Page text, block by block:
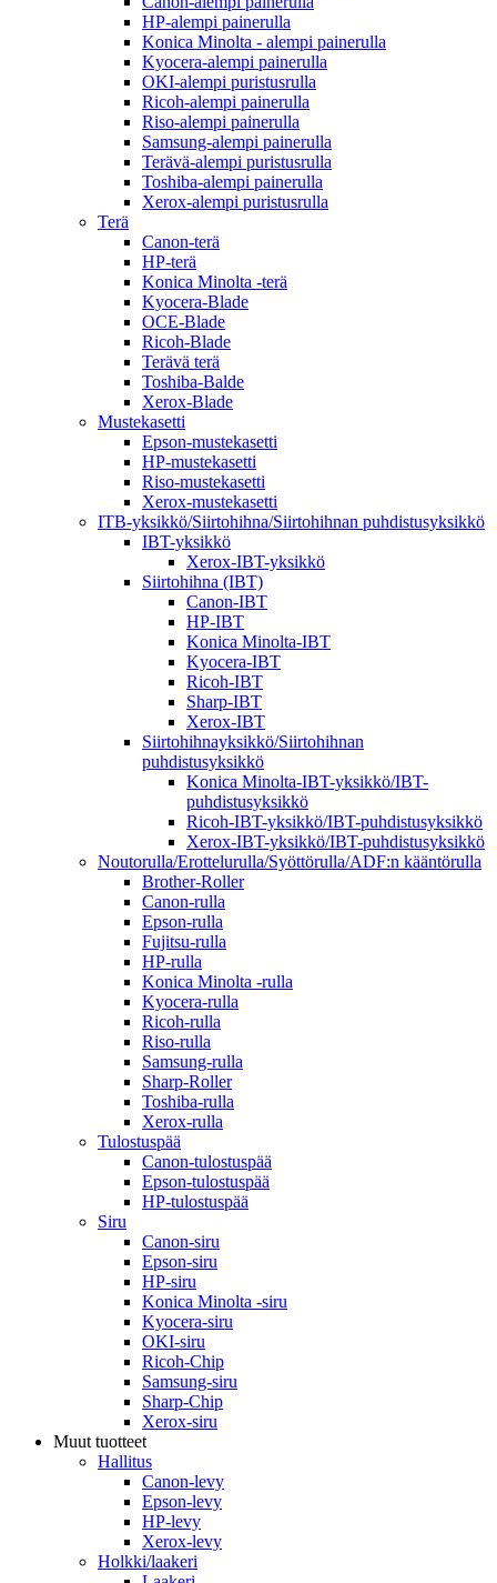
HP-alempi painerulla
Konica Minolta - alempi painerulla
Kyocera-alempi painerulla
OKI-alempi puristusrulla
Ricoh-alempi painerulla
Riso-alempi painerulla
Samsung-alempi painerulla
Terävä-alempi puristusrulla
Toshiba-alempi painerulla
Xerox-alempi puristusrulla
Terä
Canon-terä
HP-terä
Konica Minolta -terä
Kyocera-Blade
OCE-Blade
Ricoh-Blade
Terävä terä
Toshiba-Balde
Xerox-Blade
Mustekasetti
Epson-mustekasetti
HP-mustekasetti
Riso-mustekasetti
Xerox-mustekasetti
ITB-yksikkö/Siirtohihna/Siirtohihnan puhdistusyksikkö
IBT-yksikkö
Xerox-IBT-yksikkö
Siirtohihna (IBT)
Canon-IBT
HP-IBT
Konica Minolta-IBT
Kyocera-IBT
Ricoh-IBT
Sharp-IBT
Xerox-IBT
Siirtohihnayksikkö/Siirtohihnan
puhdistusyksikkö
Konica Minolta-IBT-yksikkö/IBT-
puhdistusyksikkö
Ricoh-IBT-yksikkö/IBT-puhdistusyksikkö
Xerox-IBT-yksikkö/IBT-puhdistusyksikkö
Noutorulla/Erottelurulla/Syöttörulla/ADF:n kääntörulla
Brother-Roller
Canon-rulla
Epson-rulla
Fujitsu-rulla
HP-rulla
Konica Minolta -rulla
Kyocera-rulla
Ricoh-rulla
Riso-rulla
Samsung-rulla
Sharp-Roller
Toshiba-rulla
Xerox-rulla
Tulostuspää
Canon-tulostuspää
Epson-tulostuspää
HP-tulostuspää
Siru
Canon-siru
Epson-siru
HP-siru
Konica Minolta -siru
Kyocera-siru
OKI-siru
Ricoh-Chip
Samsung-siru
Sharp-Chip
Xerox-siru
Muut tuotteet
Hallitus
Canon-levy
Epson-levy
HP-levy
Xerox-levy
Holkki/laakeri